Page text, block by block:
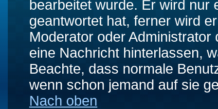
bearbeitet wurde. Er wird nur
geantwortet hat, ferner wird
Moderator oder
eine Nachricht hinterlassen,
Beachte, dass normale
wenn schon jemand auf sie
Nach oben